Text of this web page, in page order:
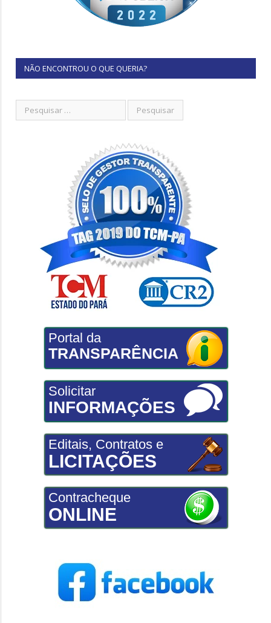
NÃO ENCONTROU O QUE QUERIA?
Portal da
TRANSPARÊNCIA
Solicitar
INFORMAÇÕES
Editais, Contratos e
LICITAÇÕES
Contracheque
ONLINE